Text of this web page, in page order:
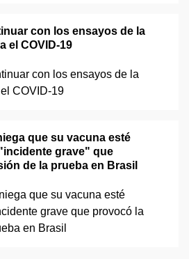
con los ensayos de la
el COVID-19
que su vacuna esté
grave" que
de la prueba en Brasil